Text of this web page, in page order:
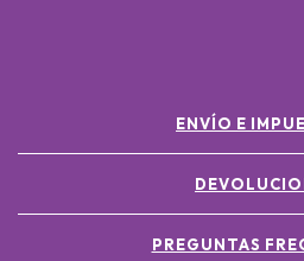
ENVÍO E
PREGUNTAS